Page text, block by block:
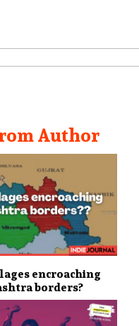
Author
encroaching
borders?